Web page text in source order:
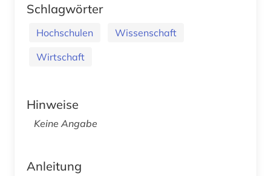
Schlagwörter
Hochschulen
Wissenschaft
Wirtschaft
Hinweise
Keine Angabe
Anleitung